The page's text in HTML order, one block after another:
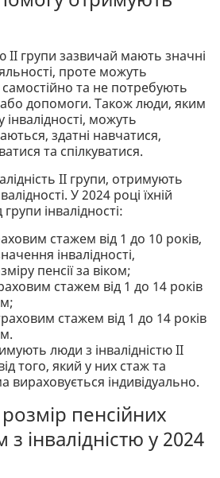
II групи зазвичай мають значні
проте можуть
та не потребують
або допомоги. Також люди, яким
можуть
здатні навчатися,
та спілкуватися.
II групи, отримують
У 2024 році їхній
інвалідності:
стажем від 1 до 10 років,
інвалідності,
пенсії за віком;
стажем від 1 до 14 років
стажем від 1 до 14 років
люди з інвалідністю II
того, який у них стаж та
вираховується індивідуально.
пенсійних
інвалідністю у 2024